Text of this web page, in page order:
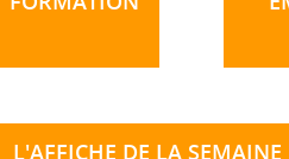
L'AFFICHE DE LA SEMAINE